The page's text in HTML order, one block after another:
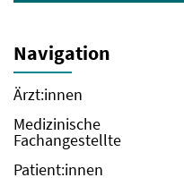
Navigation
Ärzt:innen
Medizinische
Fachangestellte
Patient:innen